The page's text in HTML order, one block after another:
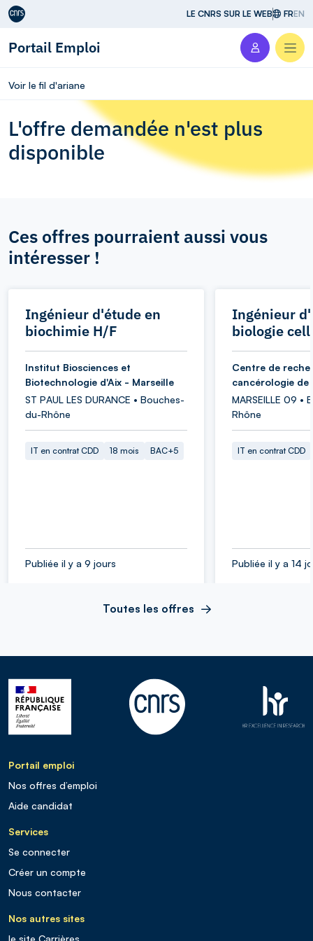
Aller au contenu LE CNRS SUR LE WEB FREN
Portail Emploi
Voir le fil d'ariane
L'offre demandée n'est plus
disponible
Ces offres pourraient aussi vous
intéresser !
Ingénieur d'étude en
biochimie H/F
Institut Biosciences et
Biotechnologie d'Aix - Marseille
ST PAUL LES DURANCE • Bouches-
du-Rhône
IT en contrat CDD 18 mois BAC+5
Publiée il y a 9 jours
Ingénieur
biologie
Centre de
cancérologie de
MARSEILLE 09 •
Rhône
IT en contrat CDD
Publiée il y a 14
Toutes les offres
Portail emploi
Nos offres d’emploi
Aide candidat
Services
Se connecter
Créer un compte
Nous contacter
Nos autres sites
le site Carrières